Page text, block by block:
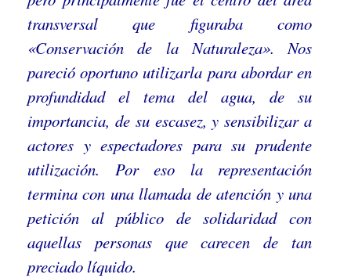
transversal que figuraba como
«Conservación de la Naturaleza». Nos
pareció oportuno utilizarla para abordar en
profundidad el tema del agua, de su
importancia, de su escasez, y sensibilizar a
actores y espectadores para su prudente
utilización. Por eso la representación
termina con una llamada de atención y una
petición al público de solidaridad con
aquellas personas que carecen de tan
preciado líquido.